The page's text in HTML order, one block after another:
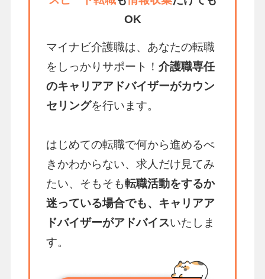
OK
マイナビ介護職は、あなたの転職
をしっかりサポート！ 介護職専任
のキャリアアドバイザーがカウン
セリングを行います。
はじめての転職で何から進めるべ
きかわからない、求人だけ見てみ
たい、そもそも転職活動をするか
迷っている場合でも、キャリアア
ドバイザーがアドバイスいたしま
す。